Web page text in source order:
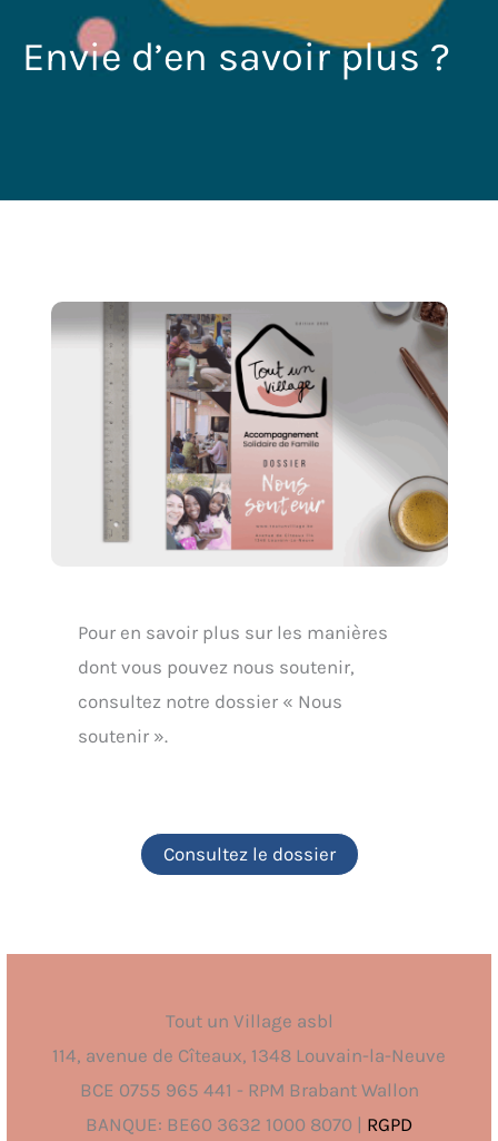
Envie d’en savoir plus ?
Pour en savoir plus sur les manières
dont vous pouvez nous soutenir,
consultez notre dossier « Nous
soutenir ».
Consultez le dossier
Tout un Village asbl
114, avenue de Cîteaux, 1348 Louvain-la-Neuve
BCE 0755 965 441 - RPM Brabant Wallon
BANQUE: BE60 3632 1000 8070 | RGPD